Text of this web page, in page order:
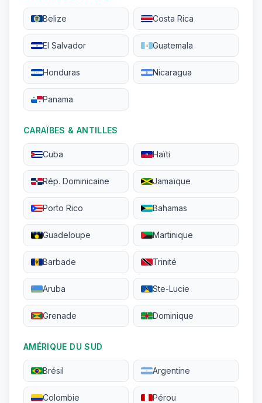
Belize Costa Rica
El Salvador Guatemala
Honduras Nicaragua
Panama
CARAÏBES & ANTILLES
Cuba Haïti
Rép. Dominicaine Jamaïque
Porto Rico Bahamas
Guadeloupe Martinique
Barbade Trinité
Aruba Ste-Lucie
Grenade Dominique
AMÉRIQUE DU SUD
Brésil Argentine
Colombie Pérou